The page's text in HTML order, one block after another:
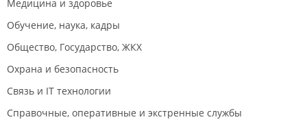
Медицина и здоровье
Обучение, наука, кадры
Общество, Государство, ЖКХ
Охрана и безопасность
Связь и IT технологии
Справочные, оперативные и экстренные службы